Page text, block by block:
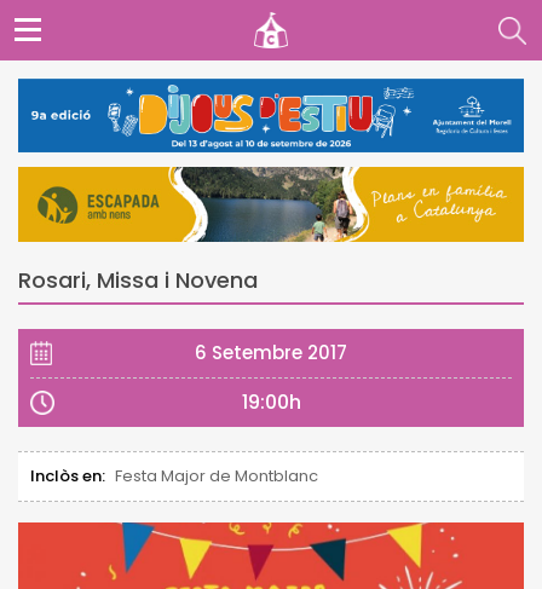
Rosari, Missa i Novena
6 Setembre 2017
19:00h
Inclòs en: Festa Major de Montblanc